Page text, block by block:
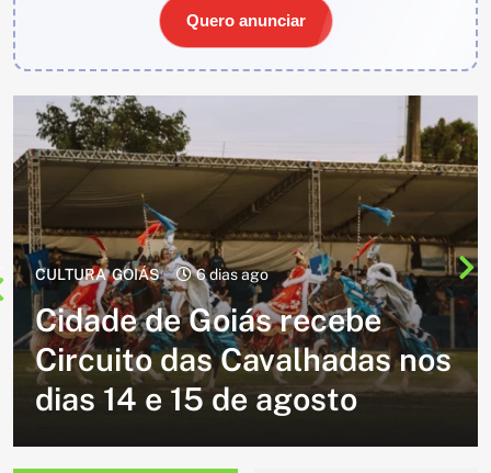
Quero anunciar
CULTURA 2 semanas ago
Cavalgada do Batom está de
volta e promete reunir
milhares de participantes
em Caldazinha